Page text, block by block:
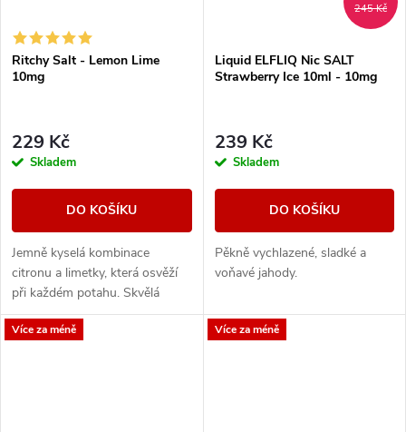
Ritchy Salt - Lemon Lime
10mg
229 Kč
Skladem
DO KOŠÍKU
Jemně kyselá kombinace
citronu a limetky, která osvěží
při každém potahu. Skvělá
volba pro všechny, kdo milují
svěží ovocné chutě.
245 Kč
Liquid ELFLIQ Nic SALT
Strawberry Ice 10ml - 10mg
239 Kč
Skladem
DO KOŠÍKU
Pěkně vychlazené, sladké a
voňavé jahody.
Více za méně Více za méně